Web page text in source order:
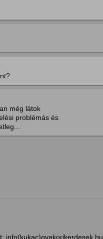
még látok
problémás és
info(kukac)gyakorikerdesek.hu